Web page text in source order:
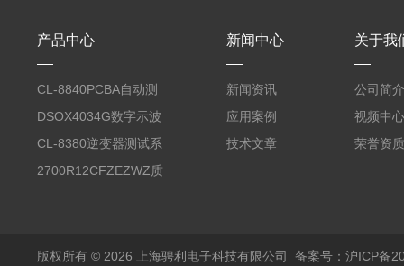
产品中心
CL-8840PCBA自动测
试台系统
DSOX4034G数字示波
器
CL-8380逆变器测试系
统台
2700R12CFZEZWZ质
新闻中心
新闻资讯
应用案例
技术文章
关于我
公司简介
视频中心
荣誉资质
版权所有 © 2026 上海骋利电子科技有限公司 备案号：沪ICP备